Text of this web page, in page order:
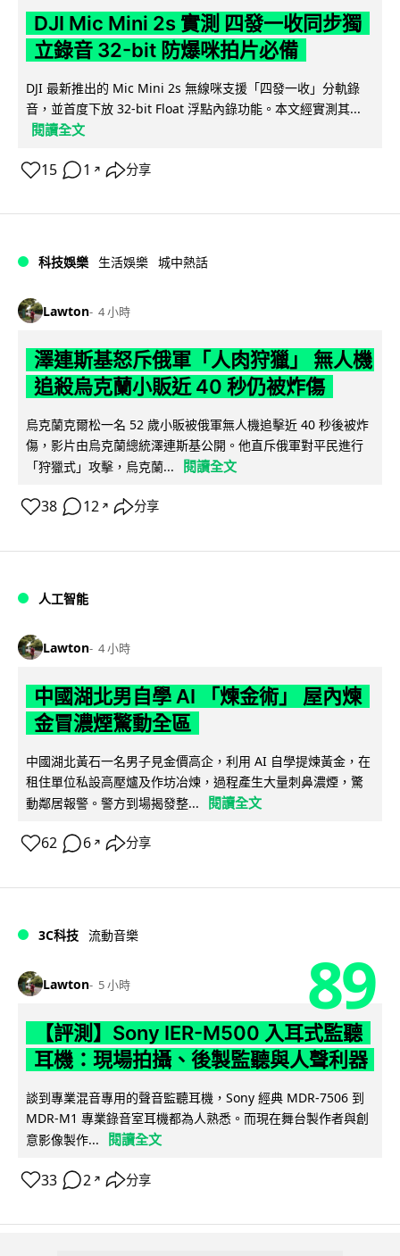
DJI Mic Mini 2s 實測 四發一收同步獨
立錄音 32-bit 防爆咪拍片必備
DJI 最新推出的 Mic Mini 2s 無線咪支援「四發一收」分軌錄
音，並首度下放 32-bit Float 浮點內錄功能。本文經實測其...
閱讀全文
15 1 ↗ 分享
科技娛樂 生活娛樂 城中熱話
Lawton 4 小時
澤連斯基怒斥俄軍「人肉狩獵」 無人機
追殺烏克蘭小販近 40 秒仍被炸傷
烏克蘭克爾松一名 52 歲小販被俄軍無人機追擊近 40 秒後被炸
傷，影片由烏克蘭總統澤連斯基公開。他直斥俄軍對平民進行
「狩獵式」攻擊，烏克蘭...
閱讀全文
38 12 ↗ 分享
人工智能
Lawton 4 小時
中國湖北男自學 AI 「煉金術」 屋內煉
金冒濃煙驚動全區
中國湖北黃石一名男子見金價高企，利用 AI 自學提煉黃金，在
租住單位私設高壓爐及作坊冶煉，過程產生大量刺鼻濃煙，驚
動鄰居報警。警方到場揭發整...
閱讀全文
62 6 ↗ 分享
3C科技 流動音樂
Lawton 5 小時 89
【評測】Sony IER-M500 入耳式監聽
耳機：現場拍攝、後製監聽與人聲利器
談到專業混音專用的聲音監聽耳機，Sony 經典 MDR-7506 到
MDR-M1 專業錄音室耳機都為人熟悉。而現在舞台製作者與創
意影像製作...
閱讀全文
33 2 ↗ 分享